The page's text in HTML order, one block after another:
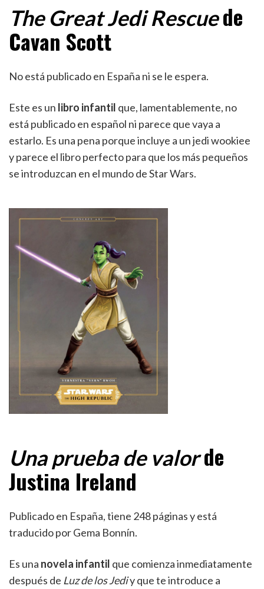
The Great Jedi Rescue de
Cavan Scott
No está publicado en España ni se le espera.
Este es un libro infantil que, lamentablemente, no
está publicado en español ni parece que vaya a
estarlo. Es una pena porque incluye a un jedi wookiee
y parece el libro perfecto para que los más pequeños
se introduzcan en el mundo de Star Wars.
Una prueba de valor de
Justina Ireland
Publicado en España, tiene 248 páginas y está
traducido por Gema Bonnín.
Es una novela infantil que comienza inmediatamente
después de Luz de los Jediy que te introduce a